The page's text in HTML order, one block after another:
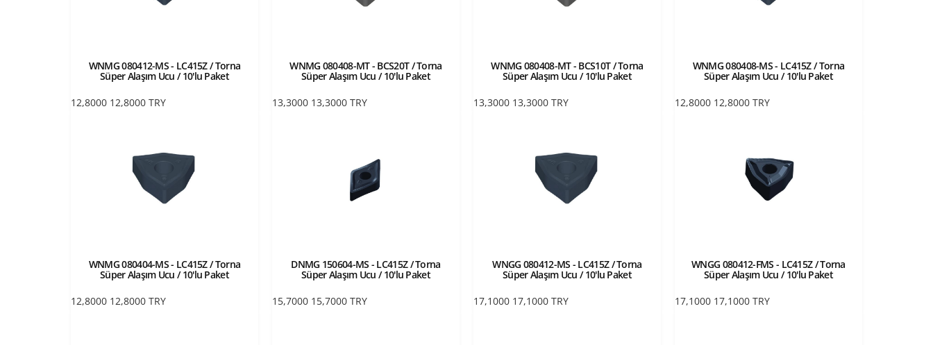
WNMG 080412-MS - LC415Z / Torna
Süper Alaşım Ucu / 10'lu Paket
12,8000 12,8000 TRY
WNMG 080408-MT - BCS20T / Torna
Süper Alaşım Ucu / 10'lu Paket
13,3000 13,3000 TRY
WNMG 080408-MT - BCS10T / Torna
Süper Alaşım Ucu / 10'lu Paket
13,3000 13,3000 TRY
WNMG 080408-MS - LC415Z / Torna
Süper Alaşım Ucu / 10'lu Paket
12,8000 12,8000 TRY
WNMG 080404-MS - LC415Z / Torna
Süper Alaşım Ucu / 10'lu Paket
12,8000 12,8000 TRY
DNMG 150604-MS - LC415Z / Torna
Süper Alaşım Ucu / 10'lu Paket
15,7000 15,7000 TRY
WNGG 080412-MS - LC415Z / Torna
Süper Alaşım Ucu / 10'lu Paket
17,1000 17,1000 TRY
WNGG 080412-FMS - LC415Z / Torna
Süper Alaşım Ucu / 10'lu Paket
17,1000 17,1000 TRY